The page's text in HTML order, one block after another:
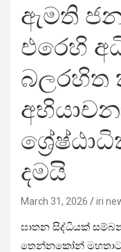
ඇමති
එරෙහි
බලරහිත
දමයි
March 31, 2026 iri
ඝාතන සිද්ධියක්
තෙන්නකෝන් මහතාට